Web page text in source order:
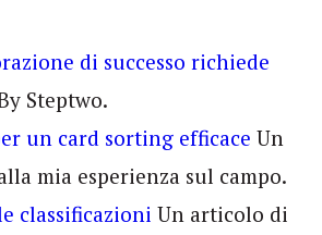
di successo richiede
Steptwo.
un card sorting efficace Un
mia esperienza sul campo.
classificazioni Un articolo di